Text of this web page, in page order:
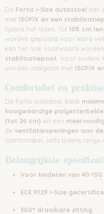
De Fortis i-Size autostoel kan
met ISOFIX en een
tijdens het rijden. Tot 105 cm
worden geplaatst voor extra
kan het ook voorwaarts
stabilisatiepoot . Voor oudere
worden vastgezet met ISOFIX
Comfortabel en
De Fortis autostoel biedt
hoogwaardige
(tot 26 cm) en een
de ventilatieopeningen aan
comfortabel, zelfs tijdens lange
Belangrijkste
Voor kinderen van 40-
ECE R129 i-Size
360° draaibare zitting